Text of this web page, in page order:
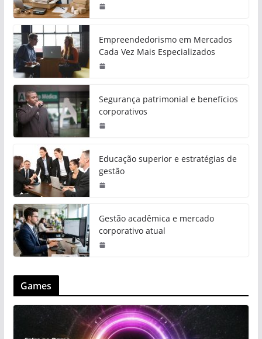
Empreendedorismo em Mercados
Cada Vez Mais Especializados
Segurança patrimonial e benefícios
corporativos
Educação superior e estratégias de
gestão
Gestão acadêmica e mercado
corporativo atual
Games